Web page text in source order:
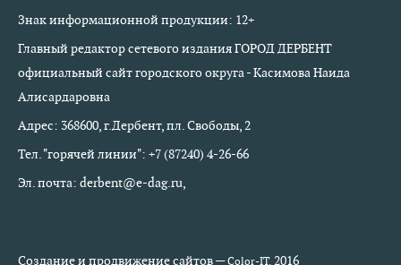
Знак информационной продукции: 12+
Главный редактор сетевого издания ГОРОД ДЕРБЕНТ
официальный сайт городского округа - Касимова Наида
Алисардаровна
Адрес: 368600, г.Дербент, пл. Свободы, 2
Тел. "горячей линии": +7 (87240) 4-26-66
Эл. почта: derbent@e-dag.ru,
Создание и продвижение сайтов —Color-IT.2016